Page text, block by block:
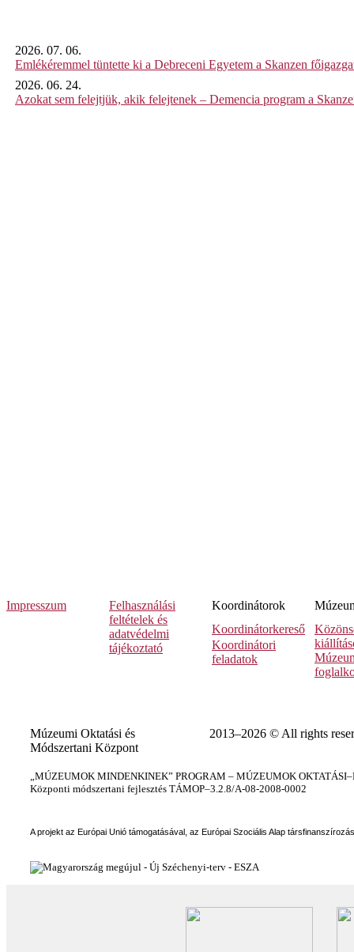
2026. 07. 06.
Emlékéremmel tüntette ki a Debreceni Egyetem a Skanzen
2026. 06. 24.
Azokat sem felejtjük, akik felejtenek – Demencia program a
Impresszum
Felhasználási
feltételek és
adatvédelmi
tájékoztató
Koordinátorok
Koordinátorkereső
Koordinátori
feladatok
Múzeumi Oktatási és
Módszertani Központ
2013–2026 © All rights
„MÚZEUMOK MINDENKINEK” PROGRAM – MÚZEUMOK
Központi módszertani fejlesztés TÁMOP–3.2.8/A-08-2008-0002
A projekt az Európai Unió támogatásával, az Európai Szociális Alap